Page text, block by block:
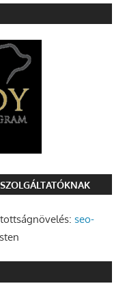
seo-